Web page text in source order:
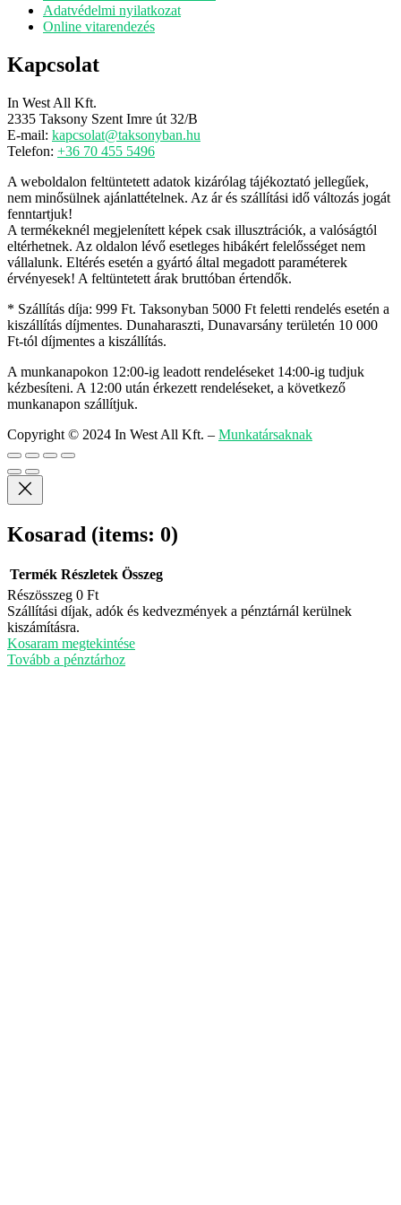
Adatvédelmi nyilatkozat
Online vitarendezés
Kapcsolat
In West All Kft.
2335 Taksony Szent Imre út 32/B
E-mail: kapcsolat@taksonyban.hu
Telefon: +36 70 455 5496
A weboldalon feltüntetett adatok kizárólag tájékoztató jellegűek,
nem minősülnek ajánlattételnek. Az ár és szállítási idő változás jogát
fenntartjuk!
A termékeknél megjelenített képek csak illusztrációk, a valóságtól
eltérhetnek. Az oldalon lévő esetleges hibákért felelősséget nem
vállalunk. Eltérés esetén a gyártó által megadott paraméterek
érvényesek! A feltüntetett árak bruttóban értendők.
* Szállítás díja: 999 Ft. Taksonyban 5000 Ft feletti rendelés esetén a
kiszállítás díjmentes. Dunaharaszti, Dunavarsány területén 10 000
Ft-tól díjmentes a kiszállítás.
A munkanapokon 12:00-ig leadott rendeléseket 14:00-ig tudjuk
kézbesíteni. A 12:00 után érkezett rendeléseket, a következő
munkanapon szállítjuk.
Copyright © 2024 In West All Kft. – Munkatársaknak
Kosarad (items: 0)
Termékek
a
kosárban
Termék Részletek Összeg
Részösszeg 0 Ft
Szállítási díjak, adók és kedvezmények a pénztárnál kerülnek
kiszámításra.
Kosaram megtekintése
Tovább a pénztárhoz